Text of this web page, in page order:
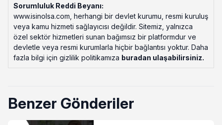
Sorumluluk Reddi Beyanı:
www.isinolsa.com, herhangi bir devlet kurumu, resmi kuruluş
veya kamu hizmeti sağlayıcısı değildir. Sitemiz, yalnızca
özel sektör hizmetleri sunan bağımsız bir platformdur ve
devletle veya resmi kurumlarla hiçbir bağlantısı yoktur. Daha
fazla bilgi için gizlilik politikamıza buradan ulaşabilirsiniz.
Benzer Gönderiler